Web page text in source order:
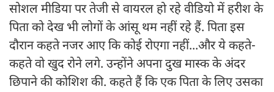
सोशल मीडिया पर तेजी से वायरल हो रहे वीडियो में हरीश के
पिता को देख भी लोगों के आंसू थम नहीं रहे हैं. पिता इस
दौरान कहते नजर आए कि कोई रोएगा नहीं...और ये कहते-
कहते वो खुद रोने लगे. उन्होंने अपना दुख मास्क के अंदर
छिपाने की कोशिश की. कहते हैं कि एक पिता के लिए उसका